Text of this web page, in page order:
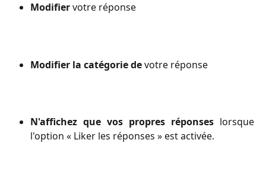
Modifiervotre réponse
Modifier la catégorie devotre réponse
N'affichez que vos propres réponses lorsque
l'option « Liker les réponses » est activée.